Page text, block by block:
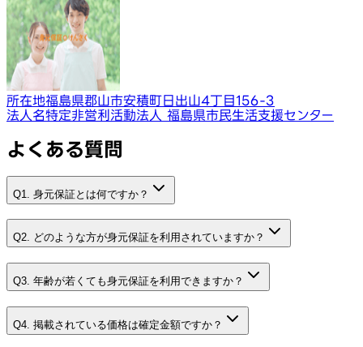
所在地福島県郡山市安積町日出山4丁目156-3
法人名特定非営利活動法人 福島県市民生活支援センター
よくある質問
Q1. 身元保証とは何ですか？
Q2. どのような方が身元保証を利用されていますか？
Q3. 年齢が若くても身元保証を利用できますか？
Q4. 掲載されている価格は確定金額ですか？